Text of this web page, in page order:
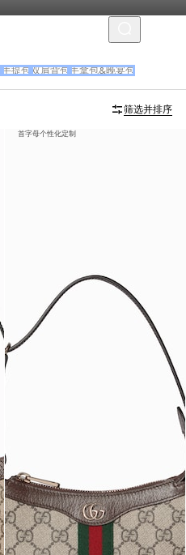
手提包 双肩背包 手拿包&晚宴包
筛选并排序
首字母个性化定制